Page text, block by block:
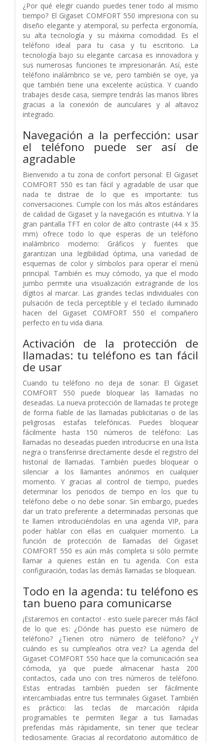
¿Por qué elegir cuando puedes tener todo al mismo
tiempo? El Gigaset COMFORT 550 impresiona con su
diseño elegante y atemporal, su perfecta ergonomía,
su alta tecnología y su máxima comodidad. Es el
teléfono ideal para tu casa y tu escritorio. La
tecnología bajo su elegante carcasa es innovadora y
sus numerosas funciones te impresionarán. Así, este
teléfono inalámbrico se ve, pero también se oye, ya
que también tiene una excelente acústica. Y cuando
trabajes desde casa, siempre tendrás las manos libres
gracias a la conexión de auriculares y al altavoz
integrado.
Navegación a la perfección: usar
el teléfono puede ser así de
agradable
Bienvenido a tu zona de confort personal: El Gigaset
COMFORT 550 es tan fácil y agradable de usar que
nada te distrae de lo que es importante: tus
conversaciones. Cumple con los más altos estándares
de calidad de Gigaset y la navegación es intuitiva. Y la
gran pantalla TFT en color de alto contraste (44 x 35
mm) ofrece todo lo que esperas de un teléfono
inalámbrico moderno: Gráficos y fuentes que
garantizan una legibilidad óptima, una variedad de
esquemas de color y símbolos para operar el menú
principal. También es muy cómodo, ya que el modo
jumbo permite una visualización extragrande de los
dígitos al marcar. Las grandes teclas individuales con
pulsación de tecla perceptible y el teclado iluminado
hacen del Gigaset COMFORT 550 el compañero
perfecto en tu vida diaria.
Activación de la protección de
llamadas: tu teléfono es tan fácil
de usar
Cuando tu teléfono no deja de sonar: El Gigaset
COMFORT 550 puede bloquear las llamadas no
deseadas. La nueva protección de llamadas te protege
de forma fiable de las llamadas publicitarias o de las
peligrosas estafas telefónicas. Puedes bloquear
fácilmente hasta 150 números de teléfono: Las
llamadas no deseadas pueden introducirse en una lista
negra o transferirse directamente desde el registro del
historial de llamadas. También puedes bloquear o
silenciar a los llamantes anónimos en cualquier
momento. Y gracias al control de tiempo, puedes
determinar los periodos de tiempo en los que tu
teléfono debe o no debe sonar. Sin embargo, puedes
dar un trato preferente a determinadas personas que
te llamen introduciéndolas en una agenda VIP, para
poder hablar con ellas en cualquier momento. La
función de protección de llamadas del Gigaset
COMFORT 550 es aún más completa si sólo permite
llamar a quienes están en tu agenda. Con esta
configuración, todas las demás llamadas se bloquean.
Todo en la agenda: tu teléfono es
tan bueno para comunicarse
¡Estaremos en contacto! - esto suele parecer más fácil
de lo que es: ¿Dónde has puesto ese número de
teléfono? ¿Tienen otro número de teléfono? ¿Y
cuándo es su cumpleaños otra vez? La agenda del
Gigaset COMFORT 550 hace que la comunicación sea
cómoda, ya que puede almacenar hasta 200
contactos, cada uno con tres números de teléfono.
Estas entradas también pueden ser fácilmente
intercambiadas entre tus terminales Gigaset. También
es práctico: las teclas de marcación rápida
programables te permiten llegar a tus llamadas
preferidas más rápidamente, sin tener que teclear
tediosamente. Gracias al recordatorio automático de